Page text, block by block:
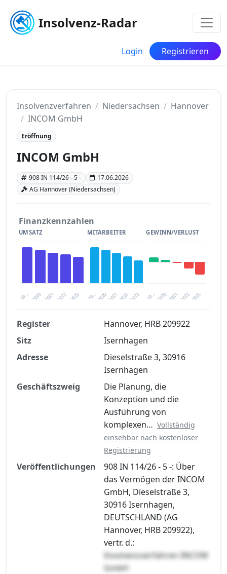
Insolvenz-Radar
Login Registrieren
Insolvenzverfahren Niedersachsen
Hannover
INCOM GmbH
Eröffnung
INCOM GmbH
908 IN 114/26 - 5 -
17.06.2026
AG Hannover (Niedersachsen)
Finanzkennzahlen
UMSATZ
20… 2021 2023
2020 2022
MITARBEITER
20… 2021 2023
2020 2022
GEWINN/VERLUST
20… 2021 2023
2020 2022
Finanzkennzahlen nach kostenloser
Registrierung verfügbar
Jetzt kostenlos registrieren
Register
Hannover, HRB 209922
Sitz
Isernhagen
Adresse
Dieselstraße 3, 30916
Isernhagen
Geschäftszweig
Die Planung, die
Konzeption und die
Ausführung von
komplexen… Vollständig
einsehbar nach kostenloser
Registrierung
Veröffentlichungen
908 IN 114/26 - 5 -: Über
das Vermögen der INCOM
GmbH, Dieselstraße 3,
30916 Isernhagen,
DEUTSCHLAND (AG
Hannover, HRB 209922),
vertr. d.:
Insolvenzverfahren INCOM
GmbH